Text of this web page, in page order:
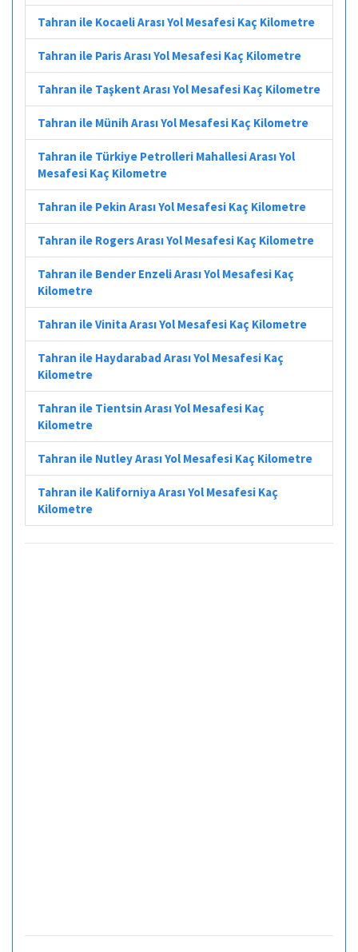
Tahran ile Kocaeli Arası Yol Mesafesi Kaç Kilometre
Tahran ile Paris Arası Yol Mesafesi Kaç Kilometre
Tahran ile Taşkent Arası Yol Mesafesi Kaç Kilometre
Tahran ile Münih Arası Yol Mesafesi Kaç Kilometre
Tahran ile Türkiye Petrolleri Mahallesi Arası Yol
Mesafesi Kaç Kilometre
Tahran ile Pekin Arası Yol Mesafesi Kaç Kilometre
Tahran ile Rogers Arası Yol Mesafesi Kaç Kilometre
Tahran ile Bender Enzeli Arası Yol Mesafesi Kaç
Kilometre
Tahran ile Vinita Arası Yol Mesafesi Kaç Kilometre
Tahran ile Haydarabad Arası Yol Mesafesi Kaç
Kilometre
Tahran ile Tientsin Arası Yol Mesafesi Kaç
Kilometre
Tahran ile Nutley Arası Yol Mesafesi Kaç Kilometre
Tahran ile Kaliforniya Arası Yol Mesafesi Kaç
Kilometre